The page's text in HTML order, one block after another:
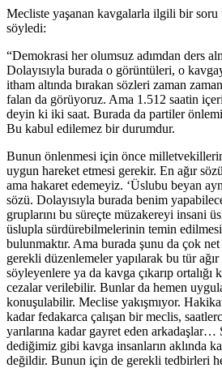
Mecliste yaşanan kavgalarla ilgili bir soru
söyledi:
“Demokrasi her olumsuz adımdan ders
Dolayısıyla burada o görüntüleri, o
itham altında bırakan sözleri zaman
falan da görüyoruz. Ama 1.512 saatin
deyin ki iki saat. Burada da partiler
Bu kabul edilemez bir durumdur.
Bunun önlenmesi için önce
uygun hareket etmesi gerekir. En ağır
ama hakaret edemeyiz. ‘Üslubu beyan
sözü. Dolayısıyla burada benim
gruplarını bu süreçte müzakereyi insani
üslupla sürdürebilmelerinin temin
bulunmaktır. Ama burada şunu da çok
gerekli düzenlemeler yapılarak bu tür ağır
söyleyenlere ya da kavga çıkarıp ortalığı
cezalar verilebilir. Bunlar da hemen
konuşulabilir. Meclise yakışmıyor.
kadar fedakarca çalışan bir meclis,
yarılarına kadar gayret eden arkadaşlar…
dediğimiz gibi kavga insanların aklında
değildir. Bunun için de gerekli tedbirleri